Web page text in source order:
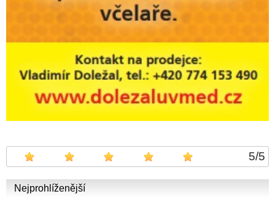
5/5
Nejprohlíženější